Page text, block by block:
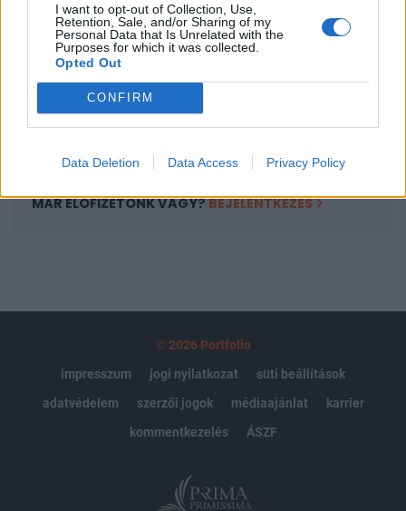
I want to opt-out of Collection, Use,
Retention, Sale, and/or Sharing of my
Personal Data that Is Unrelated with the
Purposes for which it was collected.
Opted Out
CONFIRM
Data Deletion Data Access Privacy Policy
Az előfizetés a következőket tartalmazza:
Portfolio.hu teljes cikkarchívum
Kötéslisták: BÉT elmúlt 2 év napon belüli
kötéslistái
MÁR ELŐFIZETŐNK VAGY?BEJELENTKEZÉS
© 2026 Portfolio
impresszum
jogi nyilatkozat
süti beállítások
adatvédelem
szerzői jogok médiaajánlat
karrier
kommentkezelés
ÁSZF